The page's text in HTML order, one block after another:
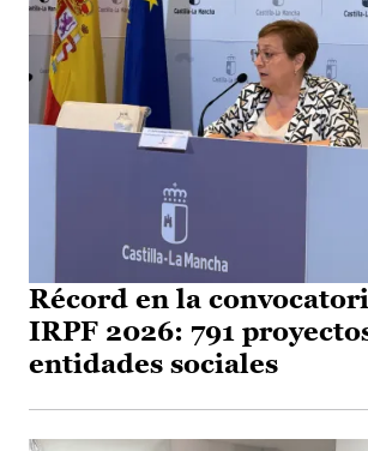
Récord en la
IRPF 2026: 791
entidades sociales